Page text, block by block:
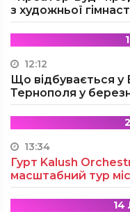
з художньої
12:12
Що відбувається у
Тернополя у
13:34
Гурт Kalush
масштабний тур